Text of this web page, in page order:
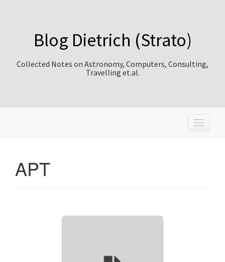
Blog Dietrich (Strato)
Collected Notes on Astronomy, Computers, Consulting,
Travelling et.al.
T
o
APT